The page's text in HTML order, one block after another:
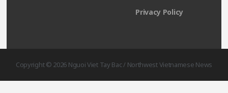
Privacy Policy
Copyright © 2026 Nguoi Viet Tay Bac / Northwest Vietnamese News